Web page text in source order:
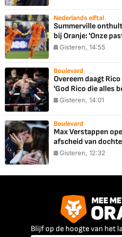
Nederlands elftal
Summerville
bij Oranje: 'Onze
Gisteren, 14:55
Boulevard
Overeem daagt
'God Rico die alles
Gisteren, 14:01
Boulevard
Max Verstappen
afscheid van
Gisteren, 12:32
Blijf op de hoogte van het